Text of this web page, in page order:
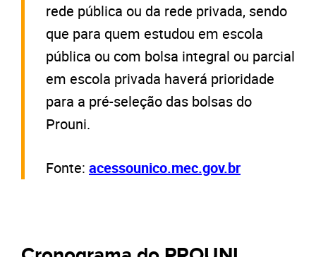
rede pública ou da rede privada, sendo
que para quem estudou em escola
pública ou com bolsa integral ou parcial
em escola privada haverá prioridade
para a pré-seleção das bolsas do
Prouni.
Fonte: acessounico.mec.gov.br